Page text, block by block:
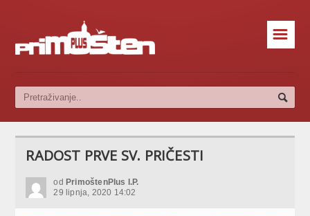
☰
RADOST PRVE SV. PRIČESTI
od PrimoštenPlus I.P.
29 lipnja, 2020 14:02